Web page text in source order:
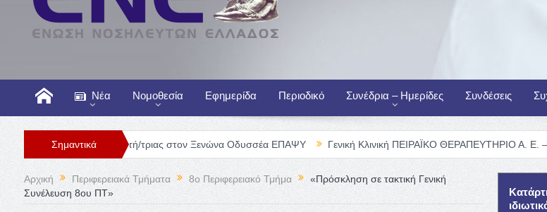
Νέα Νομοθεσία Εφημερίδα Περιοδικό Συνέδρια – Ημερίδες Συνδέσεις
Σημαντικά
Θέση Νοσηλευτή/τριας στον Ξενώνα Οδυσσέα ΕΠΑΨΥ Γενική Κλινική ΠΕΙΡΑΪΚΟ ΘΕΡΑΠΕΥΤΗΡΙΟ Α. Ε. – Θέσεις
Αρχική Περιφερειακά Τμήματα 8o Περιφερειακό Τμήμα
«Πρόσκληση σε τακτική Γενική
Συνέλευση 8ου ΠΤ»